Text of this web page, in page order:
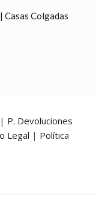
Casas Colgadas
| P. Devoluciones
Legal | Política